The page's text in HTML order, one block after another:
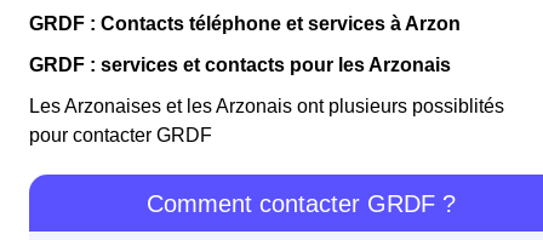
GRDF : Contacts téléphone et services à Arzon
GRDF : services et contacts pour les Arzonais
Les Arzonaises et les Arzonais ont plusieurs possiblités
pour contacter GRDF
Comment contacter GRDF ?